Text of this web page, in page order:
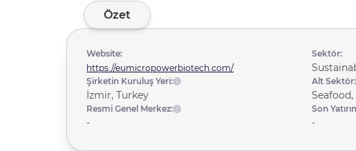
Özet
Website:
https://eumicropowerbiotech.com/
Şirketin Kuruluş Yeri:
İzmir, Turkey
Resmi Genel Merkez:
-
Sektör:
Alt Sektör:
Son
-